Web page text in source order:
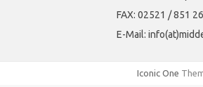
FAX: 02521 / 851
E-Mail:
Iconic One